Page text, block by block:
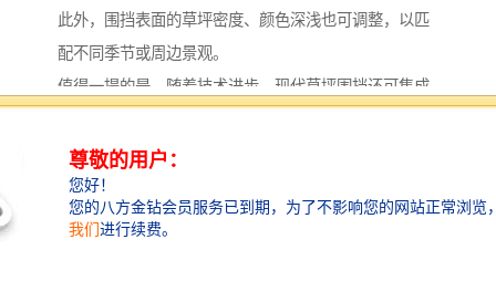
此外，围挡表面的草坪密度、颜色深浅也可调整，以匹
配不同季节或周边景观。
值得一提的是，随着技术进步，现代草坪围挡还可集成
例如，在围挡上方加设照明灯带，既能提升夜间安全
性，又能营造景观效果；预留广告位则可为工程方提供
信息公示空间，实现功能多元化。